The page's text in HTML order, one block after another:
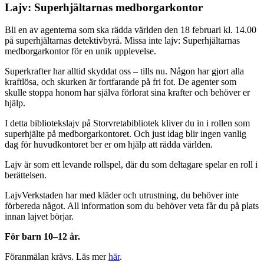
Lajv: Superhjältarnas medborgarkontor
Bli en av agenterna som ska rädda världen den 18 februari kl. 14.00
på superhjältarnas detektivbyrå. Missa inte lajv: Superhjältarnas
medborgarkontor för en unik upplevelse.
Superkrafter har alltid skyddat oss – tills nu. Någon har gjort alla
kraftlösa, och skurken är fortfarande på fri fot. De agenter som
skulle stoppa honom har själva förlorat sina krafter och behöver er
hjälp.
I detta bibliotekslajv på Storvretabibliotek kliver du in i rollen som
superhjälte på medborgarkontoret. Och just idag blir ingen vanlig
dag för huvudkontoret ber er om hjälp att rädda världen.
Lajv är som ett levande rollspel, där du som deltagare spelar en roll i
berättelsen.
LajvVerkstaden har med kläder och utrustning, du behöver inte
förbereda något. All information som du behöver veta får du på plats
innan lajvet börjar.
För barn 10–12 år.
Föranmälan krävs. Läs merhär.